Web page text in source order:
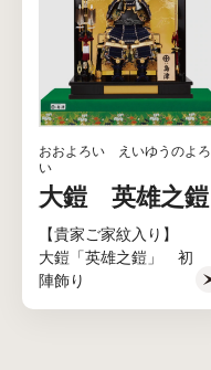
おおよろい えいゆうのよろ
い
大鎧 英雄之鎧
【貴家ご家紋入り】
大鎧「英雄之鎧」 初
陣飾り